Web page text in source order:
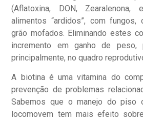
(Aflatoxina, DON, Zearalenona,
alimentos “ardidos”, com
grão mofados. Eliminando estes
incremento em ganho de peso,
principalmente, no quadro
A biotina é uma vitamina do
prevenção de problemas
Sabemos que o manejo do piso
locomovem tem mais efeito